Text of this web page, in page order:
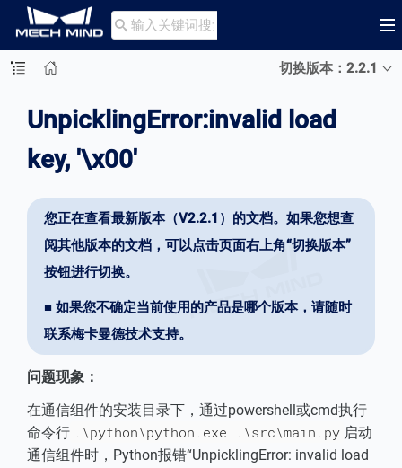

切换版本：2.2.1
UnpicklingError:invalid load
key, '\x00'
您正在查看最新版本（V2.2.1）的文档。如果您想查
阅其他版本的文档，可以点击页面右上角“切换版本”
按钮进行切换。
■ 如果您不确定当前使用的产品是哪个版本，请随时
联系梅卡曼德技术支持。
问题现象：
在通信组件的安装目录下，通过powershell或cmd执行
命令行 .\python\python.exe .\src\main.py 启动
通信组件时，Python报错“UnpicklingError: invalid load